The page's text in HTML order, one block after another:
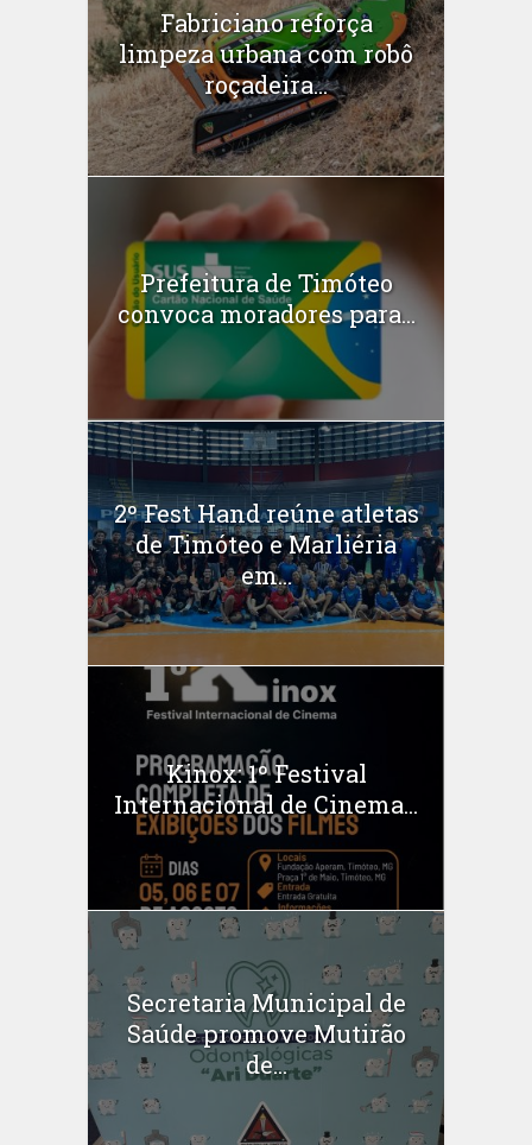
Fabriciano reforça
limpeza urbana com robô
roçadeira...
Prefeitura de Timóteo
convoca moradores para...
2º Fest Hand reúne atletas
de Timóteo e Marliéria
em...
Kinox: 1º Festival
Internacional de Cinema...
Secretaria Municipal de
Saúde promove Mutirão
de...